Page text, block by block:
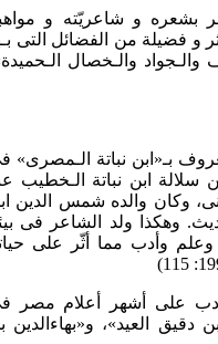
بشعره و شاعریّته و
و فضیلة من الفضائل التی
والـخصال
بـ«ابن نباتة الـمصری»
686هـ، وهو من سلالة ابن نباتة الـخطیب
وکان والده شمس الدین
وهکذا ولد الشاعر فی
وأدب مما أثّر علی
علی أشهر أعلام مصر
دقیق العید»، و«بهاءالدین